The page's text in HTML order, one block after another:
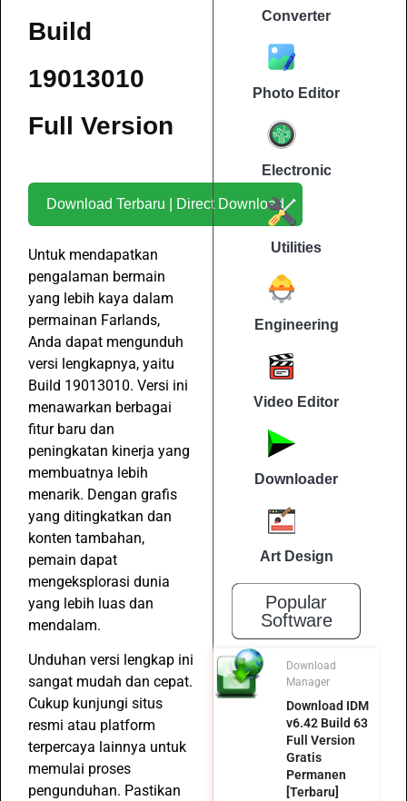
Build
19013010
Full Version
Download Terbaru | Direct Download
Untuk mendapatkan
pengalaman bermain
yang lebih kaya dalam
permainan Farlands,
Anda dapat mengunduh
versi lengkapnya, yaitu
Build 19013010. Versi ini
menawarkan berbagai
fitur baru dan
peningkatan kinerja yang
membuatnya lebih
menarik. Dengan grafis
yang ditingkatkan dan
konten tambahan,
pemain dapat
mengeksplorasi dunia
yang lebih luas dan
mendalam.
Unduhan versi lengkap ini
sangat mudah dan cepat.
Cukup kunjungi situs
resmi atau platform
terpercaya lainnya untuk
memulai proses
pengunduhan. Pastikan
Converter
Photo Editor
Electronic
Utilities
Engineering
Video Editor
Downloader
Art Design
Popular
Software
Download
Manager
Download IDM
v6.42 Build 63
Full Version
Gratis
Permanen
[Terbaru]